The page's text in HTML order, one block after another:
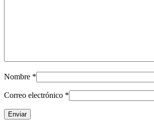
Nombre *
Correo electrónico *